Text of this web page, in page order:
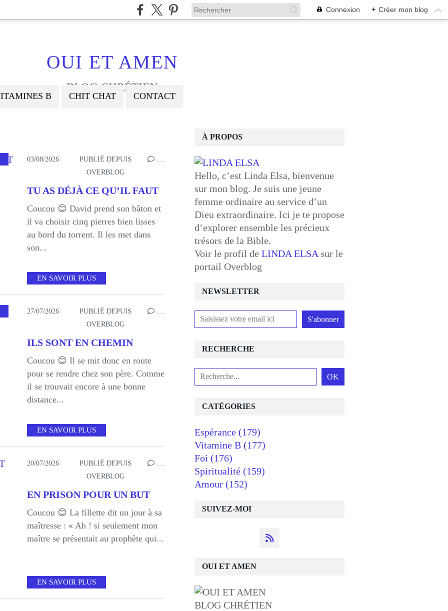
Connexion + Créer mon blog
OUI ET AMEN
BLOG CHRÉTIEN
B CHIT CHAT CONTACT
03/08/2026
PUBLIÉ DEPUIS
OVERBLOG
…
TU AS DÉJÀ CE QU’IL FAUT
Coucou 😊 David prend son bâton et
il va choisir cinq pierres bien lisses
au bord du torrent. Il les met dans
son...
EN SAVOIR PLUS
27/07/2026
PUBLIÉ DEPUIS
OVERBLOG
…
ILS SONT EN CHEMIN
Coucou 😊 Il se mit donc en route
pour se rendre chez son père. Comme
il se trouvait encore à une bonne
distance...
EN SAVOIR PLUS
20/07/2026
PUBLIÉ DEPUIS
OVERBLOG
…
EN PRISON POUR UN BUT
Coucou 😊 La fillette dit un jour à sa
maîtresse : « Ah ! si seulement mon
maître se présentait au prophète qui...
EN SAVOIR PLUS
NEWSLETTER
SUIVEZ-MOI
RECHERCHE
OUI ET AMEN
BLOG CHRÉTIEN
À PROPOS
Hello, c’est Linda Elsa, bienvenue
sur mon blog. Je suis une jeune
femme ordinaire au service d’un
Dieu extraordinaire. Ici je te propose
d’explorer ensemble les précieux
trésors de la Bible.
Voir le profil de LINDA ELSA sur le
portail Overblog
CATÉGORIES
Espérance (179)
Vitamine B (177)
Foi (176)
Spiritualité (159)
Amour (152)